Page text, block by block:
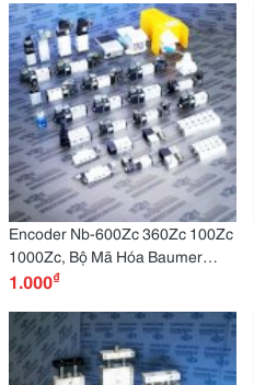
C4Pr-1000 1000 Trục Rỗng Xung
12 Mm
Encoder Nb-600Zc 360Zc 100Zc
1000Zc, Bộ Mã Hóa Baumer
Cfdk 25G1125/Ln4, Elco
Trục Rỗng 10 Mm
1.000₫